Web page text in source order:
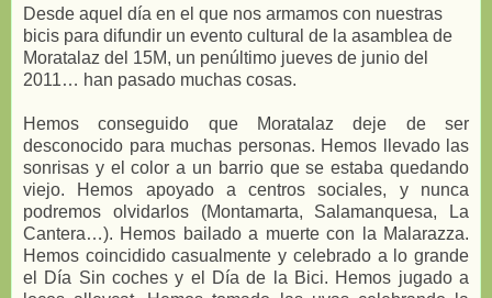
Desde aquel día en el que nos armamos con nuestras
bicis para difundir un evento cultural de la asamblea de
Moratalaz del 15M, un penúltimo jueves de junio del
2011… han pasado muchas cosas.
Hemos conseguido que Moratalaz deje de ser
desconocido para muchas personas. Hemos llevado las
sonrisas y el color a un barrio que se estaba quedando
viejo. Hemos apoyado a centros sociales, y nunca
podremos olvidarlos (Montamarta, Salamanquesa, La
Cantera…). Hemos bailado a muerte con la Malarazza.
Hemos coincidido casualmente y celebrado a lo grande
el Día Sin coches y el Día de la Bici. Hemos jugado a